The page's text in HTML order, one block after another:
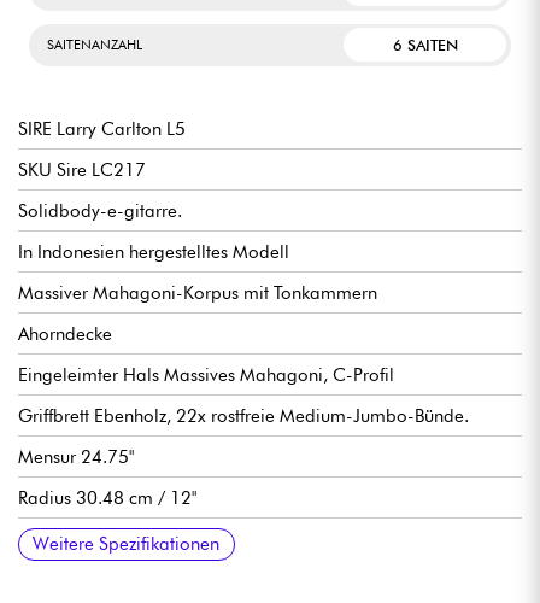
SAITENANZAHL 6 SAITEN
SIRE Larry Carlton L5
SKU Sire LC217
Solidbody-e-gitarre.
In Indonesien hergestelltes Modell
Massiver Mahagoni-Korpus mit Tonkammern
Ahorndecke
Eingeleimter Hals Massives Mahagoni, C-Profil
Griffbrett Ebenholz, 22x rostfreie Medium-Jumbo-Bünde.
Mensur 24.75"
Radius 30.48 cm / 12"
Sattelbreite Hals bis Sattel 43 mm
humbucker-tonabnehmer LC Custom-2 Humbucker-Pickups
Lautstärke pro Pickup
Tonhöhe pro Pickup
3-fach Tonabnehmerwahlschalter
Sire Modern Tune-O-Matic Steg
Sire Aluminum Stop Bar Saitenhalter
Locking-Mechaniken Sire Premium Locking.
Hochglanz-Finish
Weitere Spezifikationen